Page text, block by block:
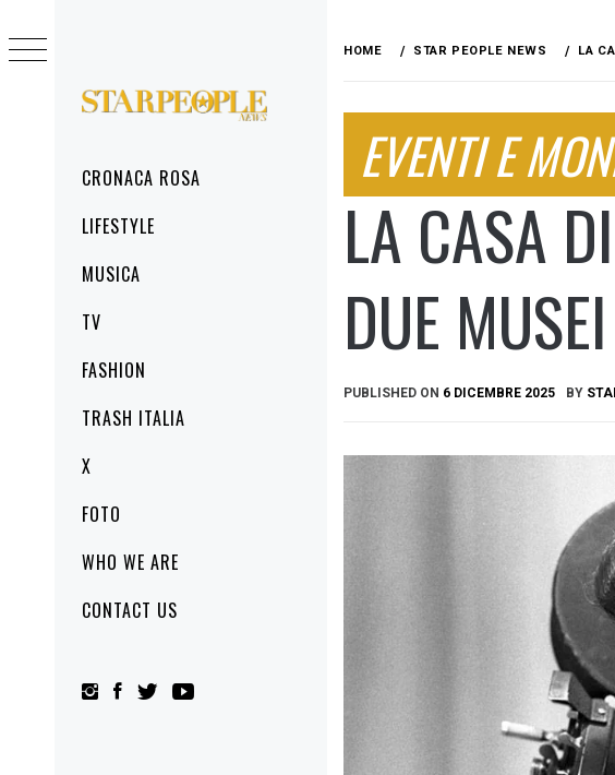
STARPEOPLENEWS
MenuCRONACA ROSA
LIFESTYLE
MUSICA
TV
FASHION
TRASH ITALIA
X
FOTO
WHO WE ARE
CONTACT US
to
content
HOME STAR PEOPLE NEWS LA
EVENTI E
LA CASA
DUE
PUBLISHED ON 6 DICEMBRE 2025 BY